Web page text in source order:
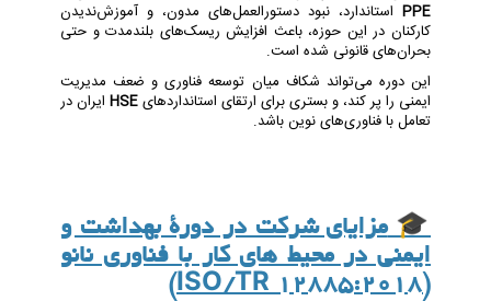
PPE استاندارد، نبود دستورالعمل‌های مدون، و آموزش‌ندیدن
کارکنان در این حوزه، باعث افزایش ریسک‌های بلندمدت و حتی
بحران‌های قانونی شده است.
این دوره می‌تواند شکاف میان توسعه فناوری و ضعف مدیریت
ایمنی را پر کند، و بستری برای ارتقای استانداردهایHSE ایران در
تعامل با فناوری‌های نوین باشد.
🎓مزایای شرکت در دورۀ بهداشت و
ایمنی در محیط های کار با فناوری نانو
(ISO/TR 12885:2018)